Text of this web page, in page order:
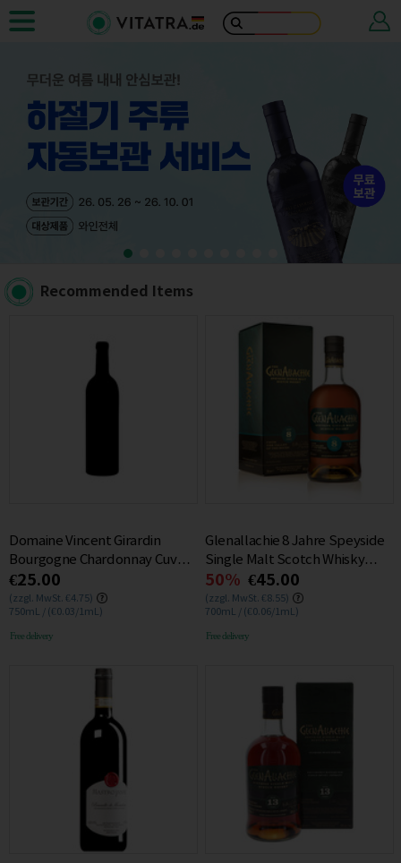
Recommended Items
Domaine Vincent Girardin
Bourgogne Chardonnay Cuvee
Saint Vincent 2021 0.75L
€25.00
(zzgl. MwSt. €4.75)
750mL / (€0.03/1mL)
Free delivery
Glenallachie 8 Jahre Speyside
Single Malt Scotch Whisky
46% 0.7L
50% €45.00
(zzgl. MwSt. €8.55)
700mL / (€0.06/1mL)
Free delivery